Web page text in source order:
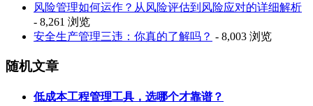
风险管理如何运作？从风险评估到风险应对的详细解析
- 8,261 浏览
安全生产管理三违：你真的了解吗？ - 8,003 浏览
随机文章
低成本工程管理工具，选哪个才靠谱？